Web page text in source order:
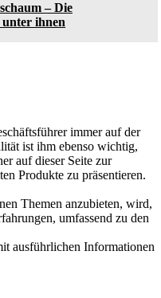
– Die
ihnen
immer auf der
ist ihm ebenso wichtig,
auf dieser Seite zur
Produkte zu präsentieren.
Themen anzubieten, wird,
umfassend zu den
ausführlichen Informationen